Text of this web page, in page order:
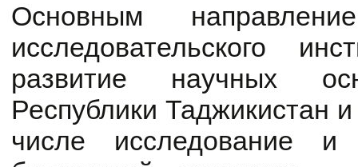
Основным
исследовательского
развитие научных
Республики Таджикистан
числе исследование и